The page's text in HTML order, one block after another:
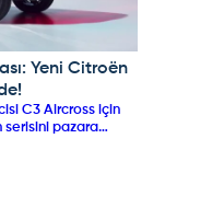
Yeni Citroën
C3 Aircross için
pazara
ve özel jant